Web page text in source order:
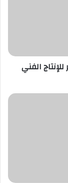
الفني